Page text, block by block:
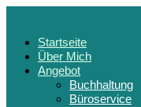
Startseite
Über Mich
Angebot
Buchhaltung
Büroservice